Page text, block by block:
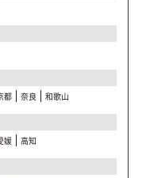
都 奈良 和歌山
媛 高知